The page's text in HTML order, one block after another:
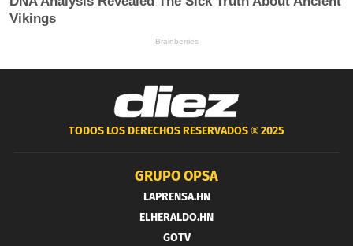
TODOS LOS DERECHOS RESERVADOS ®2025
GRUPO OPSA
LAPRENSA.HN
ELHERALDO.HN
GOTV